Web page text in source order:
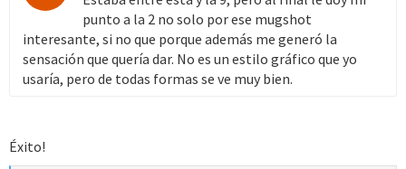
punto a la 2 no solo por ese mugshot
interesante, si no que porque además me generó la
sensación que quería dar. No es un estilo gráfico que yo
usaría, pero de todas formas se ve muy bien.
Éxito!